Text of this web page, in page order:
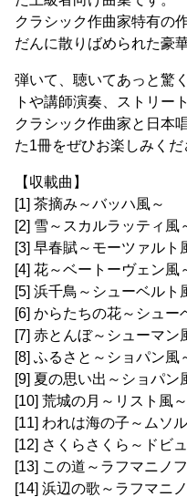
クラシック作曲家特有の
だんに散りばめられた豪
弾いて、聴いてあっと驚
トや講師演奏、ストリー
クラシック作曲家と日本
た1冊をぜひお楽しみくだ
【収載曲】
[1] 茶摘み～バッハ風～
[2] 雪～スカルラッティ風
[3] 早春賦～モーツァルト
[4] 花～ベートーヴェン風
[5] 浜千鳥～シューベルト
[6] からたちの花～シュー
[7] 赤とんぼ～シューマン
[8] ふるさと～ショパン風
[9] 夏の思い出～ショパン
[10] 荒城の月～リスト風～
[11] われは海の子～ムソ
[12] さくらさくら～ドビ
[13] この道～ラフマニノ
[14] 浜辺の歌～ラフマニ